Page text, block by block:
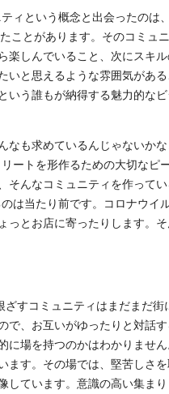
ィという概念と出会ったのは
ことがあります。そのコミュ
楽しんでいること、次にスキ
と思えるような雰囲気がある
いう誰もが納得する魅力的な
なも求めているんじゃないか
ートを形作るための大切なピ
そんなコミュニティを作って
は当たり前です。コロナウイ
っとお店に寄ったりします。
すコミュニティはまだまだ街
で、お互いがゆったりと対話
に場を持つのかはわかりませ
す。その場では、堅苦しさを
しています。意識の高い集ま